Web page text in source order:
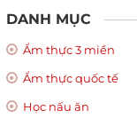
DANH MỤC
Ẩm thực 3 miền
Ẩm thực quốc tế
Học nấu ăn